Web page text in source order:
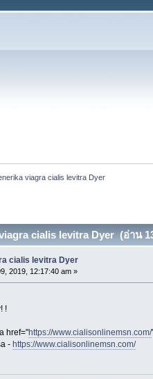
viagra cialis levitra Dyer
cialis levitra Dyer (อ่าน
cialis levitra Dyer
2019, 12:17:40 am »
!
href="https://www.cialisonlinemsn.com/
- https://www.cialisonlinemsn.com/